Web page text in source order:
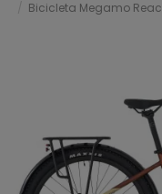
Bicicleta Megamo